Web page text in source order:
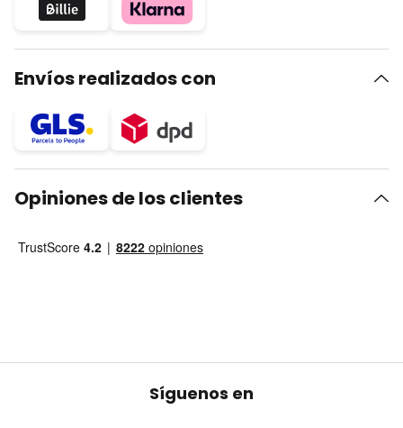
Envíos realizados con
Opiniones de los clientes
Síguenos en